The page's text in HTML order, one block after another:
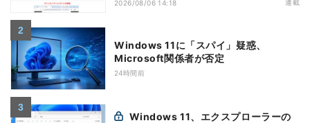
2026/08/06 14:18 連載
Windows 11に「スパイ」疑惑、
Microsoft関係者が否定
24時間前